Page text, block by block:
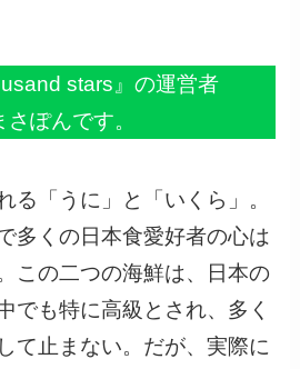
stars』の運営者
ぽんです。
る「うに」と「いくら」。
多くの日本食愛好者の心は
この二つの海鮮は、日本の
でも特に高級とされ、多く
て止まない。だが、実際に